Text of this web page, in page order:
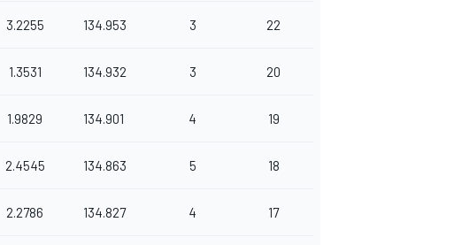
3.2255 134.953 3 22
1.3531 134.932 3 20
1.9829 134.901 4 19
2.4545 134.863 5 18
2.2786 134.827 4 17